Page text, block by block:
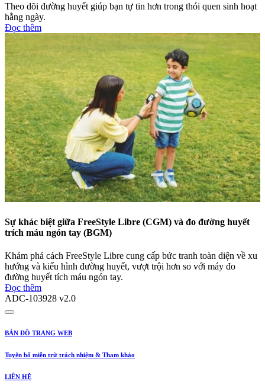
Theo dõi đường huyết giúp bạn tự tin hơn trong thói quen sinh hoạt
hằng ngày.
Đọc thêm
Sự khác biệt giữa FreeStyle Libre (CGM) và đo đường huyết
trích máu ngón tay (BGM)
Khám phá cách FreeStyle Libre cung cấp bức tranh toàn diện về xu
hướng và kiểu hình đường huyết, vượt trội hơn so với máy đo
đường huyết tích máu ngón tay.
Đọc thêm
ADC-103928 v2.0
BẢN ĐỒ TRANG WEB
Tuyên bố miễn trừ trách nhiệm & Tham khảo
LIÊN HỆ